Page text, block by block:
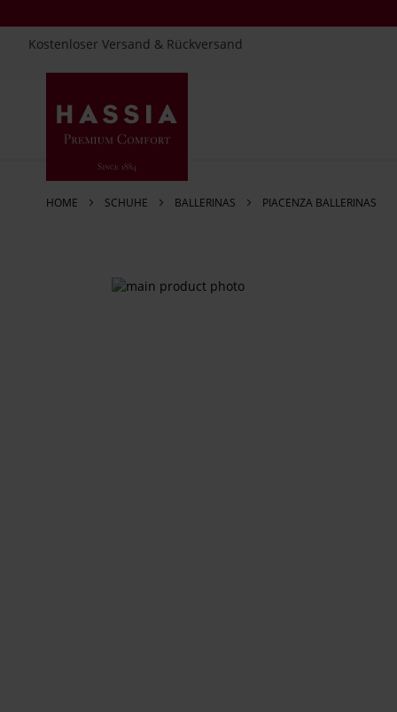
Kostenloser Versand & Rückversand
zum
Inhalt
HOME SCHUHE BALLERINAS PIACENZA BALLERINAS